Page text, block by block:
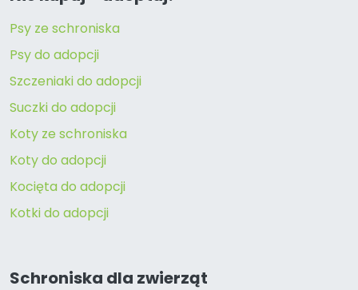
Psy ze schroniska
Psy do adopcji
Szczeniaki do adopcji
Suczki do adopcji
Koty ze schroniska
Koty do adopcji
Kocięta do adopcji
Kotki do adopcji
Schroniska dla zwierząt